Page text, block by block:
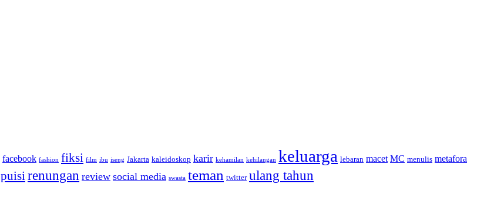
facebook fashion fiksi film ibu iseng Jakarta kaleidoskop karir kehamilan kehilangan keluarga lebaran macet MC menulis metafora
puisirenungan review social media swasta teman twitter ulang tahun